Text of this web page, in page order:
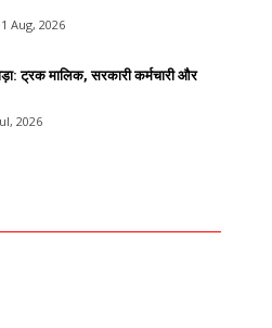
Aug, 2026
ट्रक मालिक, सरकारी कर्मचारी और
2026